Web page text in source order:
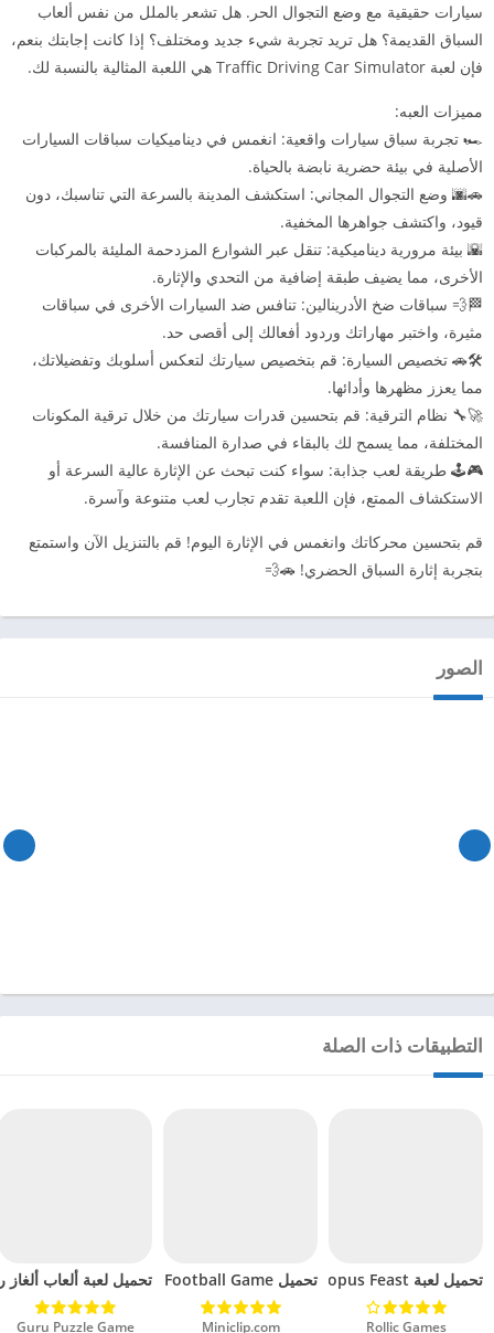
سيارات حقيقية مع وضع التجوال الحر. هل تشعر بالملل من نفس ألعاب
السباق القديمة؟ هل تريد تجربة شيء جديد ومختلف؟ إذا كانت إجابتك بنعم،
فإن لعبة Traffic Driving Car Simulator هي اللعبة المثالية بالنسبة لك.
مميزات العبه:
🏎️ تجربة سباق سيارات واقعية: انغمس في ديناميكيات سباقات السيارات
الأصلية في بيئة حضرية نابضة بالحياة.
🚗🌆 وضع التجوال المجاني: استكشف المدينة بالسرعة التي تناسبك، دون
قيود، واكتشف جواهرها المخفية.
🌇 بيئة مرورية ديناميكية: تنقل عبر الشوارع المزدحمة المليئة بالمركبات
الأخرى، مما يضيف طبقة إضافية من التحدي والإثارة.
🏁💨 سباقات ضخ الأدرينالين: تنافس ضد السيارات الأخرى في سباقات
مثيرة، واختبر مهاراتك وردود أفعالك إلى أقصى حد.
🛠️🚗 تخصيص السيارة: قم بتخصيص سيارتك لتعكس أسلوبك وتفضيلاتك،
مما يعزز مظهرها وأدائها.
🚀🔧 نظام الترقية: قم بتحسين قدرات سيارتك من خلال ترقية المكونات
المختلفة، مما يسمح لك بالبقاء في صدارة المنافسة.
🎮🕹️ طريقة لعب جذابة: سواء كنت تبحث عن الإثارة عالية السرعة أو
الاستكشاف الممتع، فإن اللعبة تقدم تجارب لعب متنوعة وآسرة.
قم بتحسين محركاتك وانغمس في الإثارة اليوم! قم بالتنزيل الآن واستمتع
بتجربة إثارة السباق الحضري! 🚗💨
الصور
التطبيقات ذات الصلة
تحميل لعبة Octopus Feast مهكرة للاندرويد 2024
Rollic Games‏
تحميل Soccer Hero PvP Football Game مهكرة للاندرويد 2024
Miniclip.com‏
تحميل لعبة ألعاب ألغاز
Guru Puzzle Game‏